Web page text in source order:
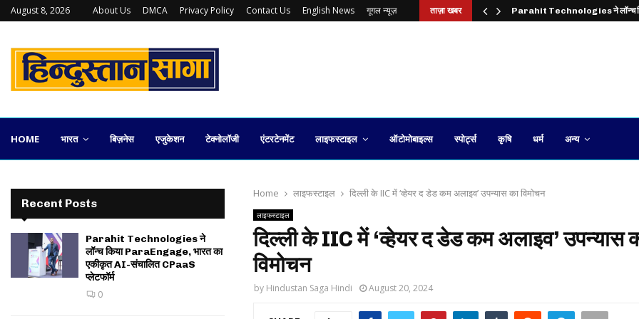
August 8, 2026 About Us DMCA Privacy Policy Contact Us English News गूगल न्यूज़ ताज़ा खबर
युवराज पराशर की ‘गुड़हल’ अब प्रमुख OTT… Parahit Technologies ने लॉन्च
HOME भारत बिज़नेस एजुकेशन टेक्नोलॉजी एंटरटेनमेंट लाइफस्टाइल ऑटोमोबाइल्स स्पोर्ट्स कृषि धर्म अन्य
Home लाइफस्टाइल दिल्ली के IIC में ‘व्हेयर द डेड कम अलाइव’ उपन्यास का विमोचन
लाइफस्टाइल
दिल्ली के IIC में ‘व्हेयर द डेड कम अलाइव’ उपन्यास
विमोचन
by Hindustan Saga Hindi August 20, 2024
Recent Posts
Parahit Technologies ने
लॉन्च किया ParaEngage, भारत का
एकीकृत AI-संचालित CPaaS
प्लेटफॉर्म
0